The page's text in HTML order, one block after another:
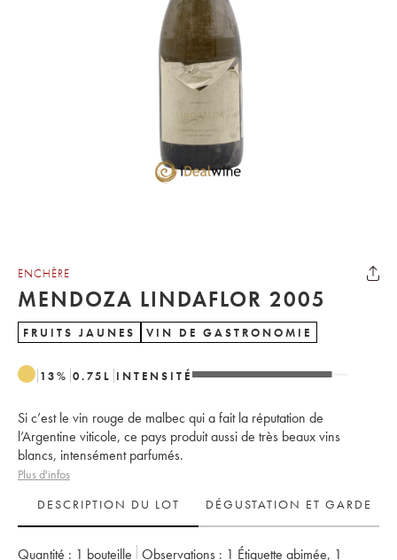
ENCHÈRE
MENDOZA LINDAFLOR 2005
FRUITS JAUNES VIN DE GASTRONOMIE
13% 0.75 L INTENSITÉ
Si c’est le vin rouge de malbec qui a fait la réputation de
l’Argentine viticole, ce pays produit aussi de très beaux vins
blancs, intensément parfumés.
Plus d'infos
DESCRIPTION DU LOT
DÉGUSTATION ET GARDE
Quantité : 1 bouteille Observations : 1 Étiquette abimée, 1